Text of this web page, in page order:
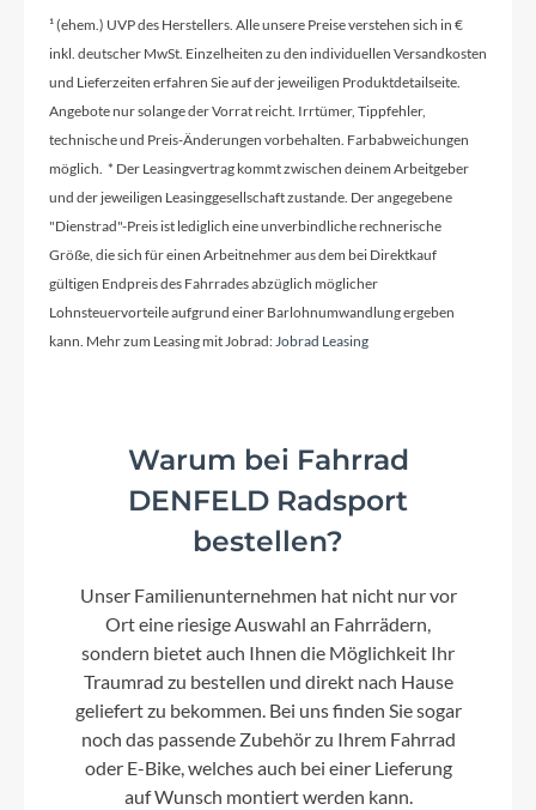
Rahmenmaterial
Kurbelgarnitur
Sram X01 Eagle™ Carbon 32T, Boost
Kassette
Sram XG-1299 Eagle™ Rainbow, 10-52T
Farbe
Dämpfer
Fox Float DPS Factory, 185x52.5mm,
Open(Adjustable)/Medium/Firm Mode, Kashima
Coated
Kette
¹ (ehem.) UVP des Herstellers. Alle unsere Preise verstehen sich in €
inkl. deutscher MwSt. Einzelheiten zu den individuellen Versandkosten
und Lieferzeiten erfahren Sie auf der jeweiligen Produktdetailseite.
Angebote nur solange der Vorrat reicht. Irrtümer, Tippfehler,
technische und Preis-Änderungen vorbehalten. Farbabweichungen
möglich. * Der Leasingvertrag kommt zwischen deinem Arbeitgeber
und der jeweiligen Leasinggesellschaft zustande. Der angegebene
"Dienstrad"-Preis ist lediglich eine unverbindliche rechnerische
Größe, die sich für einen Arbeitnehmer aus dem bei Direktkauf
gültigen Endpreis des Fahrrades abzüglich möglicher
Lohnsteuervorteile aufgrund einer Barlohnumwandlung ergeben
kann. Mehr zum Leasing mit Jobrad:Jobrad Leasing
Warum bei Fahrrad
DENFELD Radsport
bestellen?
Unser Familienunternehmen hat nicht nur vor
Ort eine riesige Auswahl an Fahrrädern,
sondern bietet auch Ihnen die Möglichkeit Ihr
Traumrad zu bestellen und direkt nach Hause
geliefert zu bekommen. Bei uns finden Sie sogar
noch das passende Zubehör zu Ihrem Fahrrad
oder E-Bike, welches auch bei einer Lieferung
auf Wunsch montiert werden kann.